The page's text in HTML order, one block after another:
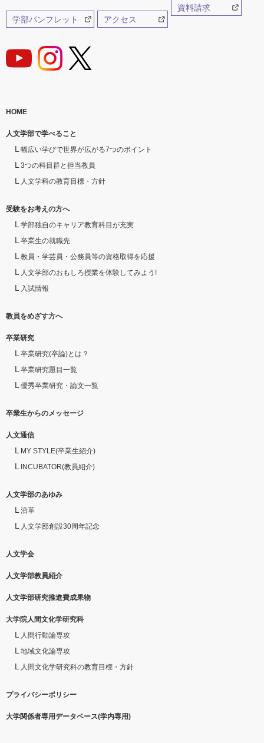
学部パンフレット アクセス
資料請求
HOME
人文学部で学べること
幅広い学びで世界が広がる7つのポイント
3つの科目群と担当教員
人文学科の教育目標・方針
受験をお考えの方へ
学部独自のキャリア教育科目が充実
卒業生の就職先
教員・学芸員・公務員等の資格取得を応援
人文学部のおもしろ授業を体験してみよう!
入試情報
教員をめざす方へ
卒業研究
卒業研究(卒論)とは？
卒業研究題目一覧
優秀卒業研究・論文一覧
卒業生からのメッセージ
人文通信
MY STYLE(卒業生紹介)
INCUBATOR(教員紹介)
人文学部のあゆみ
沿革
人文学部創設30周年記念
人文学会
人文学部教員紹介
人文学部研究推進費成果物
大学院人間文化学研究科
人間行動論専攻
地域文化論専攻
人間文化学研究科の教育目標・方針
プライバシーポリシー
大学関係者専用データベース(学内専用)